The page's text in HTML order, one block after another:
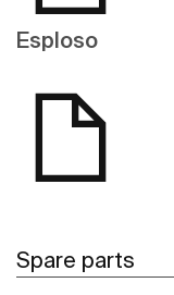
Esploso
Spare parts